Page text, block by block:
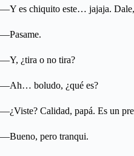
—Y es chiquito este… jajaja. Dale,
—Pasame.
—Y, ¿tira o no tira?
—Ah… boludo, ¿qué es?
—¿Viste? Calidad, papá. Es un
—Bueno, pero tranqui.